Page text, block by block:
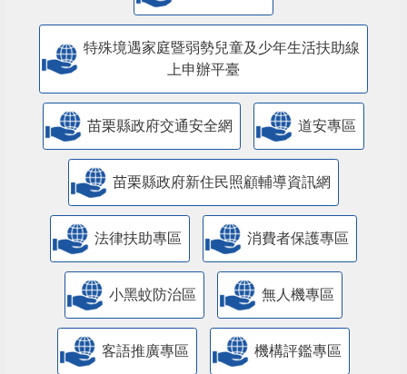
特殊境遇家庭暨弱勢兒童及少年生活扶助線
上申辦平臺
苗栗縣政府交通安全網 道安專區
苗栗縣政府新住民照顧輔導資訊網
法律扶助專區 消費者保護專區
小黑蚊防治區 無人機專區
客語推廣專區 機構評鑑專區